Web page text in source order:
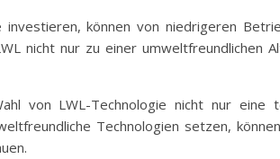
können von niedrigeren
nicht nur zu einer umweltfreundlichen
von LWL-Technologie nicht nur eine
Technologien setzen,